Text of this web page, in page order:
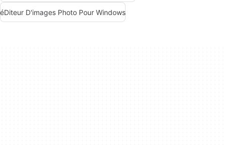
éDiteur D'images Photo Pour Windows